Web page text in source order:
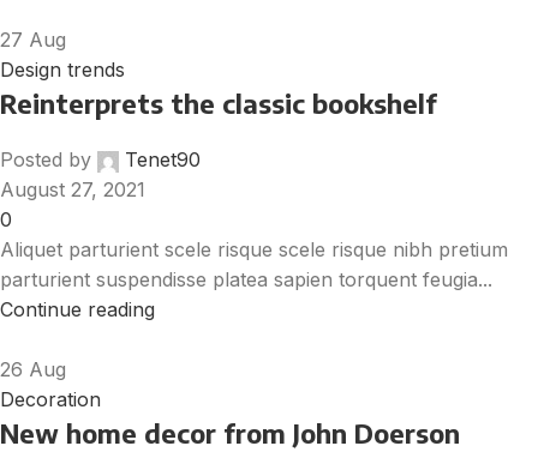
27 Aug
Design trends
Reinterprets the classic bookshelf
Posted by
Tenet90
August 27, 2021
0
Aliquet parturient scele risque scele risque nibh pretium
parturient suspendisse platea sapien torquent feugia...
Continue reading
26 Aug
Decoration
New home decor from John Doerson